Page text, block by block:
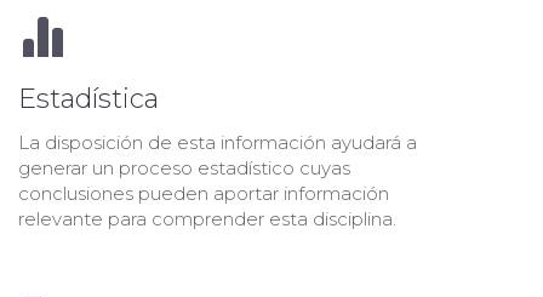
Estadística
La disposición de esta información ayudará a
generar un proceso estadístico cuyas
conclusiones pueden aportar información
relevante para comprender esta disciplina.